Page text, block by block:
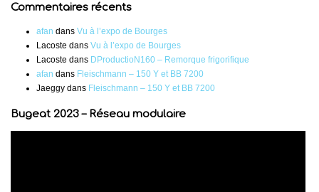
Commentaires récents
afan dans Vu à l’expo de Bourges
Lacoste dans Vu à l’expo de Bourges
Lacoste dans DProductioN160 – Remorque frigorifique
afan dans Fleischmann – 150 Y et BB 7200
Jaeggy dans Fleischmann – 150 Y et BB 7200
Bugeat 2023 – Réseau modulaire